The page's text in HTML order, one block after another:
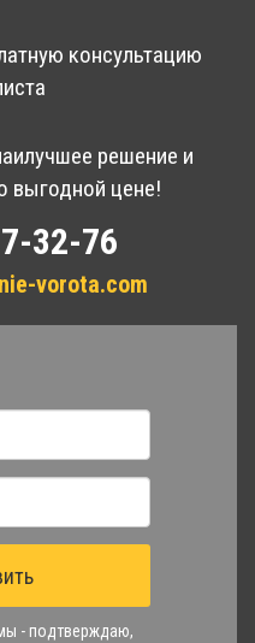
консультацию
решение и
выгодной цене!
32-76
vorota.com
- подтверждаю,